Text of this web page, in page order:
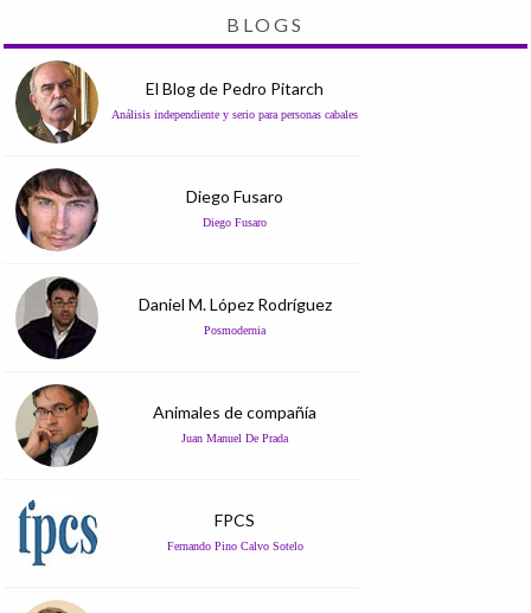
BLOGS
El Blog de Pedro Pitarch
Análisis independiente y serio para personas cabales
Diego Fusaro
Diego Fusaro
Daniel M. López Rodríguez
Posmodernia
Animales de compañía
Juan Manuel De Prada
FPCS
Fernando Pino Calvo Sotelo